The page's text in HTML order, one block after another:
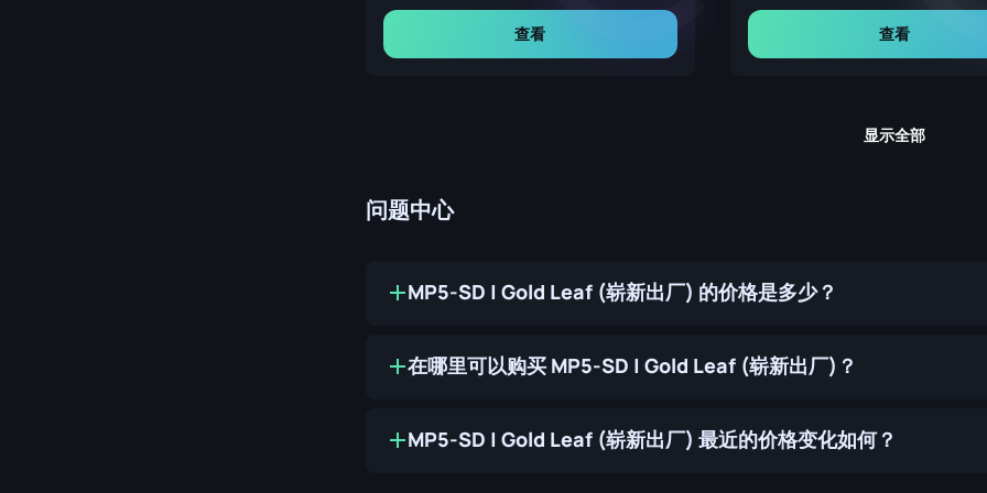
查看 查看
显示全部
问题中心
MP5-SD | Gold Leaf (崭新出厂) 的价格是多少？
在哪里可以购买 MP5-SD | Gold Leaf (崭新出厂)？
MP5-SD | Gold Leaf (崭新出厂) 最近的价格变化如何？